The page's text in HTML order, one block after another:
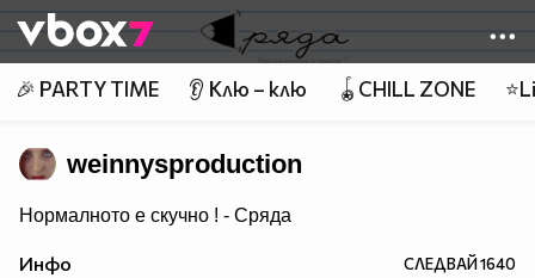
👾
🎉 PARTY TIME 👂 Клю – клю 🪀CHILL ZONE
weinnysproduction
Нормалното е скучно ! - Сряда
Инфо СЛЕДВАЙ1640